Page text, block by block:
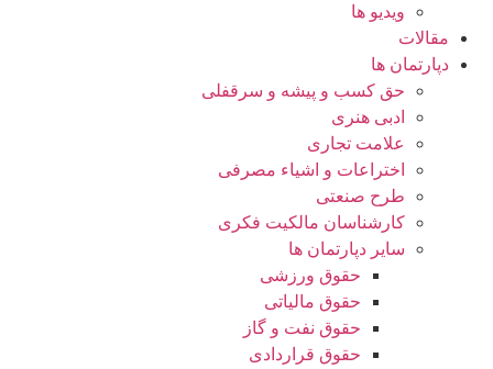
ویدیو ها
مقالات
دپارتمان ها
حق کسب و پیشه و سرقفلی
ادبی هنری
علامت تجاری
اختراعات و اشیاء مصرفی
طرح صنعتی
کارشناسان مالکیت فکری
سایر دپارتمان ها
حقوق ورزشی
حقوق مالیاتی
حقوق نفت و گاز
حقوق قراردادی